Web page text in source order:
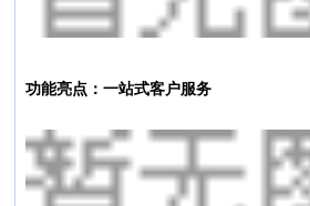
功能亮点：一站式客户服务